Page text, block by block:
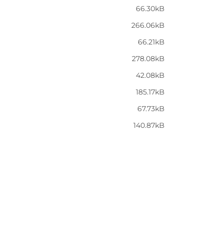
66.30kB
266.06kB
66.21kB
278.08kB
42.08kB
185.17kB
67.73kB
140.87kB